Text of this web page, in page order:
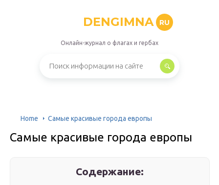
DENGIMNA RU
Онлайн-журнал о флагах и гербах
Home Самые красивые города европы
Самые красивые города европы
Содержание: